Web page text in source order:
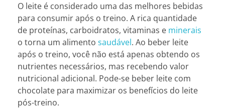
O leite é considerado uma das melhores bebidas
para consumir após o treino. A rica quantidade
de proteínas, carboidratos, vitaminas e minerais
o torna um alimento saudável. Ao beber leite
após o treino, você não está apenas obtendo os
nutrientes necessários, mas recebendo valor
nutricional adicional. Pode-se beber leite com
chocolate para maximizar os benefícios do leite
pós-treino.